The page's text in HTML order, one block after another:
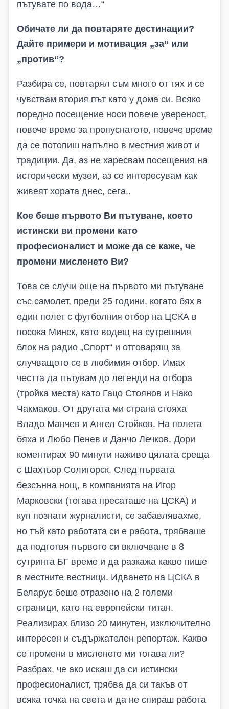
пътувате по вода…“
Обичате ли да повтаряте дестинации?
Дайте примери и мотивация „за“ или
„против“?
Разбира се, повтарял съм много от тях и се
чувствам втория път като у дома си. Всяко
поредно посещение носи повече увереност,
повече време за пропуснатото, повече време
да се потопиш напълно в местния живот и
традиции. Да, аз не харесвам посещения на
исторически музеи, аз се интересувам как
живеят хората днес, сега..
Кое беше първото Ви пътуване, което
истински ви промени като
професионалист и може да се каже, че
промени мисленето Ви?
Това се случи още на първото ми пътуване
със самолет, преди 25 години, когато бях в
един полет с футболния отбор на ЦСКА в
посока Минск, като водещ на сутрешния
блок на радио „Спорт“ и отговарящ за
случващото се в любимия отбор. Имах
честта да пътувам до легенди на отбора
(тройка места) като Гацо Стоянов и Нако
Чакмаков. От другата ми страна стояха
Владо Манчев и Ангел Стойков. На полета
бяха и Любо Пенев и Данчо Лечков. Дори
коментирах 90 минути наживо цялата среща
с Шахтьор Солигорск. След първата
безсънна нощ, в компанията на Игор
Марковски (тогава пресаташе на ЦСКА) и
куп познати журналисти, се забавлявахме,
но тъй като работата си е работа, трябваше
да подготвя първото си включване в 8
сутринта БГ време и да разкажа какво пише
в местните вестници. Идването на ЦСКА в
Беларус беше отразено на 2 големи
страници, като на европейски титан.
Реализирах близо 20 минутен, изключително
интересен и съдържателен репортаж. Какво
се промени в мисленето ми тогава ли?
Разбрах, че ако искаш да си истински
професионалист, трябва да си такъв от
всяка точка на света и да не спираш работа